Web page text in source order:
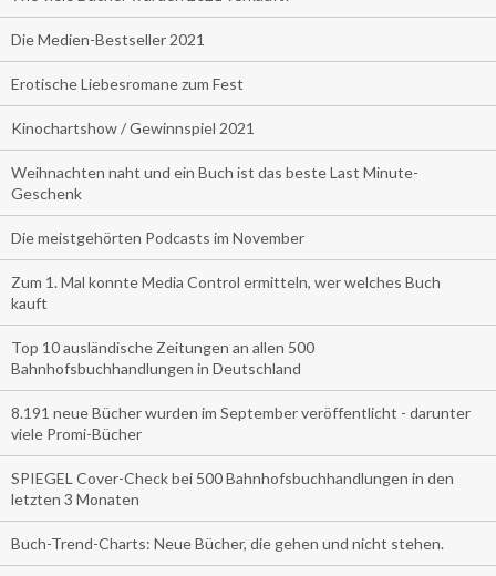
Die Medien-Bestseller 2021
Erotische Liebesromane zum Fest
Kinochartshow / Gewinnspiel 2021
Weihnachten naht und ein Buch ist das beste Last Minute-
Geschenk
Die meistgehörten Podcasts im November
Zum 1. Mal konnte Media Control ermitteln, wer welches Buch
kauft
Top 10 ausländische Zeitungen an allen 500
Bahnhofsbuchhandlungen in Deutschland
8.191 neue Bücher wurden im September veröffentlicht - darunter
viele Promi-Bücher
SPIEGEL Cover-Check bei 500 Bahnhofsbuchhandlungen in den
letzten 3 Monaten
Buch-Trend-Charts: Neue Bücher, die gehen und nicht stehen.